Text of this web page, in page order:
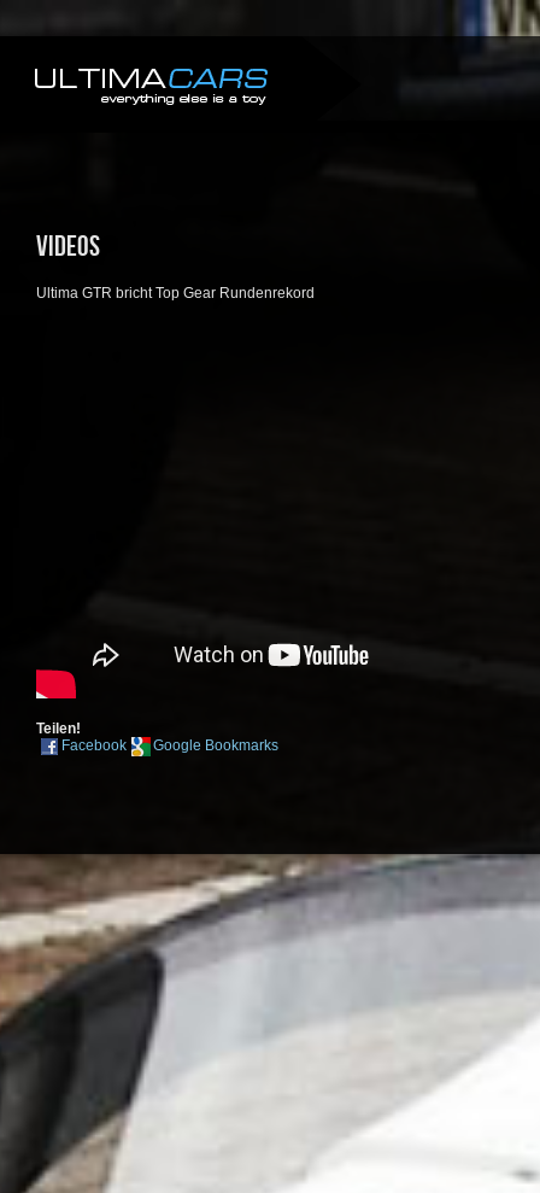
VIDEOS
Ultima GTR bricht Top Gear Rundenrekord
Teilen!
Facebook
Google Bookmarks